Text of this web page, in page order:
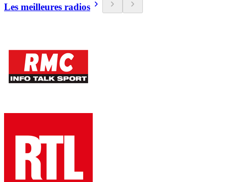
Les meilleures radios